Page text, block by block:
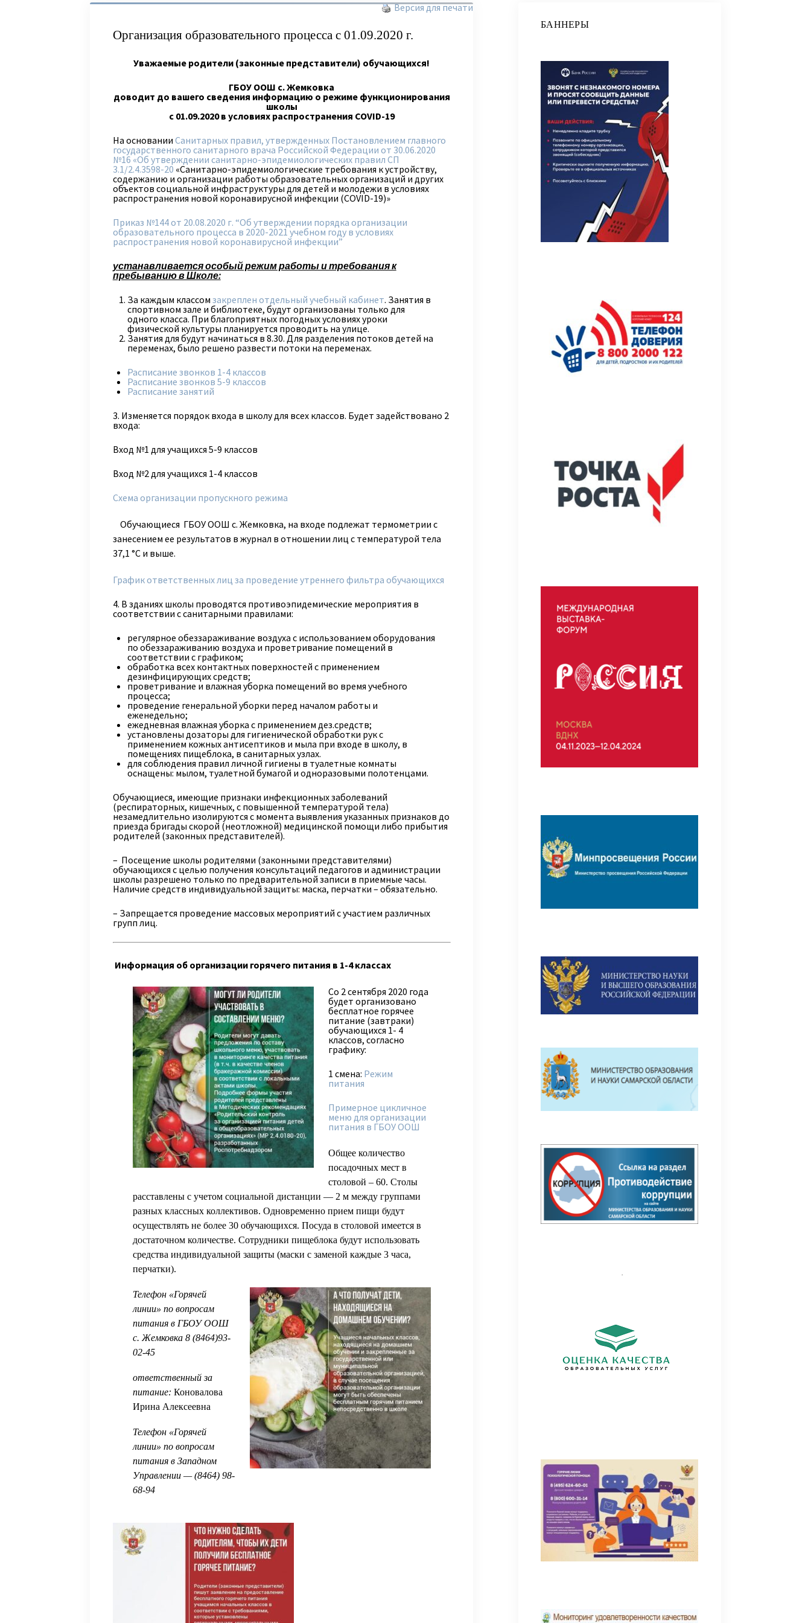
БАННЕРЫ
Версия для печати
Организация образовательного процесса с 01.09.2020 г.
Уважаемые родители (законные представители) обучающихся!
ГБОУ ООШ с. Жемковка
доводит до вашего сведения информацию о режиме функционирования
школы
с 01.09.2020 в условиях распространения COVID-19
На основании Санитарных правил, утвержденных Постановлением главного
государственного санитарного врача Российской Федерации от 30.06.2020
№16 «Об утверждении санитарно-эпидемиологических правил СП
3.1/2.4.3598-20 «Санитарно-эпидемиологические требования к устройству,
содержанию и организации работы образовательных организаций и других
объектов социальной инфраструктуры для детей и молодежи в условиях
распространения новой коронавирусной инфекции (COVID-19)»
Приказ №144 от 20.08.2020 г. “Об утверждении порядка организации
образовательного процесса в 2020-2021 учебном году в условиях
распространения новой коронавирусной инфекции”
устанавливается особый режим работы и требования к
пребыванию в Школе:
За каждым классом закреплен отдельный учебный кабинет. Занятия в
спортивном зале и библиотеке, будут организованы только для
одного класса. При благоприятных погодных условиях уроки
физической культуры планируется проводить на улице.
Занятия для будут начинаться в 8.30. Для разделения потоков детей на
переменах, было решено развести потоки на переменах.
Расписание звонков 1-4 классов
Расписание звонков 5-9 классов
Расписание занятий
3. Изменяется порядок входа в школу для всех классов. Будет задействовано 2
входа:
Вход №1 для учащихся 5-9 классов
Вход №2 для учащихся 1-4 классов
Схема организации пропускного режима
Обучающиеся ГБОУ ООШ с. Жемковка, на входе подлежат термометрии с
занесением ее результатов в журнал в отношении лиц с температурой тела
37,1 °С и выше.
График ответственных лиц за проведение утреннего фильтра обучающихся
4. В зданиях школы проводятся противоэпидемические мероприятия в
соответствии с санитарными правилами:
регулярное обеззараживание воздуха с использованием оборудования
по обеззараживанию воздуха и проветривание помещений в
соответствии с графиком;
обработка всех контактных поверхностей с применением
дезинфицирующих средств;
проветривание и влажная уборка помещений во время учебного
процесса;
проведение генеральной уборки перед началом работы и
еженедельно;
ежедневная влажная уборка с применением дез.средств;
установлены дозаторы для гигиенической обработки рук с
применением кожных антисептиков и мыла при входе в школу, в
помещениях пищеблока, в санитарных узлах.
для соблюдения правил личной гигиены в туалетные комнаты
оснащены: мылом, туалетной бумагой и одноразовыми полотенцами.
Обучающиеся, имеющие признаки инфекционных заболеваний
(респираторных, кишечных, с повышенной температурой тела)
незамедлительно изолируются с момента выявления указанных признаков до
приезда бригады скорой (неотложной) медицинской помощи либо прибытия
родителей (законных представителей).
– Посещение школы родителями (законными представителями)
обучающихся с целью получения консультаций педагогов и администрации
школы разрешено только по предварительной записи в приемные часы.
Наличие средств индивидуальной защиты: маска, перчатки – обязательно.
– Запрещается проведение массовых мероприятий с участием различных
групп лиц.
Информация об организации горячего питания в 1-4 классах
Со 2 сентября 2020 года
будет организовано
бесплатное горячее
питание (завтраки)
обучающихся 1- 4
классов, согласно
графику:
1 смена: Режим
питания
Примерное цикличное
меню для организации
питания в ГБОУ ООШ
Общее количество
посадочных мест в
столовой – 60. Столы
расставлены с учетом социальной дистанции — 2 м между группами
разных классных коллективов. Одновременно прием пищи будут
осуществлять не более 30 обучающихся. Посуда в столовой имеется в
достаточном количестве. Сотрудники пищеблока будут использовать
средства индивидуальной защиты (маски с заменой каждые 3 часа,
перчатки).
Телефон «Горячей
линии» по вопросам
питания в ГБОУ ООШ
с. Жемковка 8 (8464)93-
02-45
ответственный за
питание: Коновалова
Ирина Алексеевна
Телефон «Горячей
линии» по вопросам
питания в Западном
Управлении — (8464) 98-
68-94